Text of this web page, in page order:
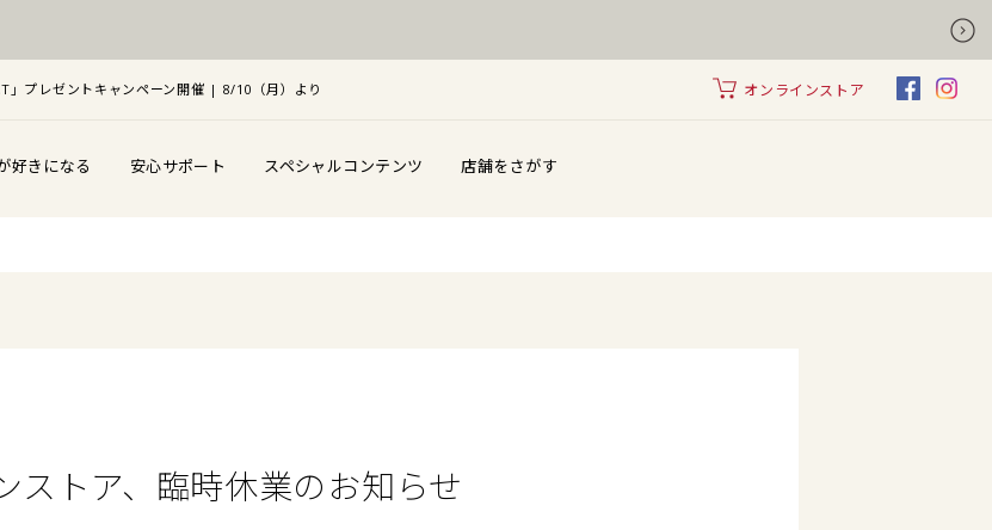
」プレゼントキャンペーン開催 | 8/10（月）より オンラインストア
好きになる 安心サポート スペシャルコンテンツ 店舗をさがす
ストア、臨時休業のお知らせ